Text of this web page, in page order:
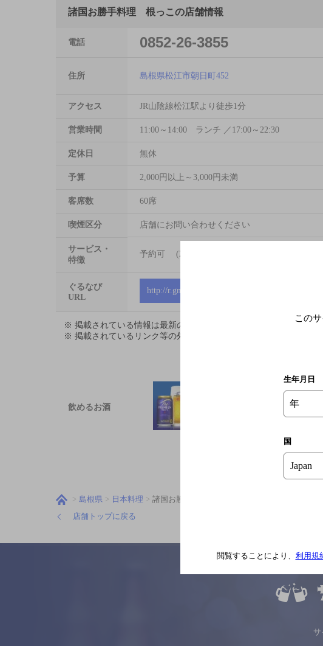
諸国お勝手料理 根っこの店舗情報
電話 0852-26-3855
住所 島根県松江市朝日町452
アクセス JR山陰線松江駅より徒歩1分
営業時間 11:00～14:00 ランチ ／17:00～22:30
定休日 無休
予算 2,000円以上～3,000円未満
客席数 60席
喫煙区分 店舗にお問い合わせください
サービス・
特徴
予約可 (2名様から) 2階席はご予約優先
ぐるなび
URL
http://r.gnavi.co.jp/6004329
※ 掲載されている情報は最新の内容と異なる場合があります。詳し
※ 掲載されているリンク等の外部コンテンツはお客様のご判断で
飲めるお酒
島根県 日本料理
諸国お勝手料理 根っこ
店舗トップに戻る
この
生年月日
年
国
閲覧することにより、 利用規